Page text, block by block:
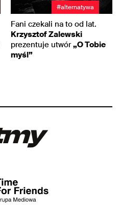
#alternatywa
Fani czekali na to od lat.
Krzysztof Zalewski
prezentuje utwór„O Tobie
myśl”